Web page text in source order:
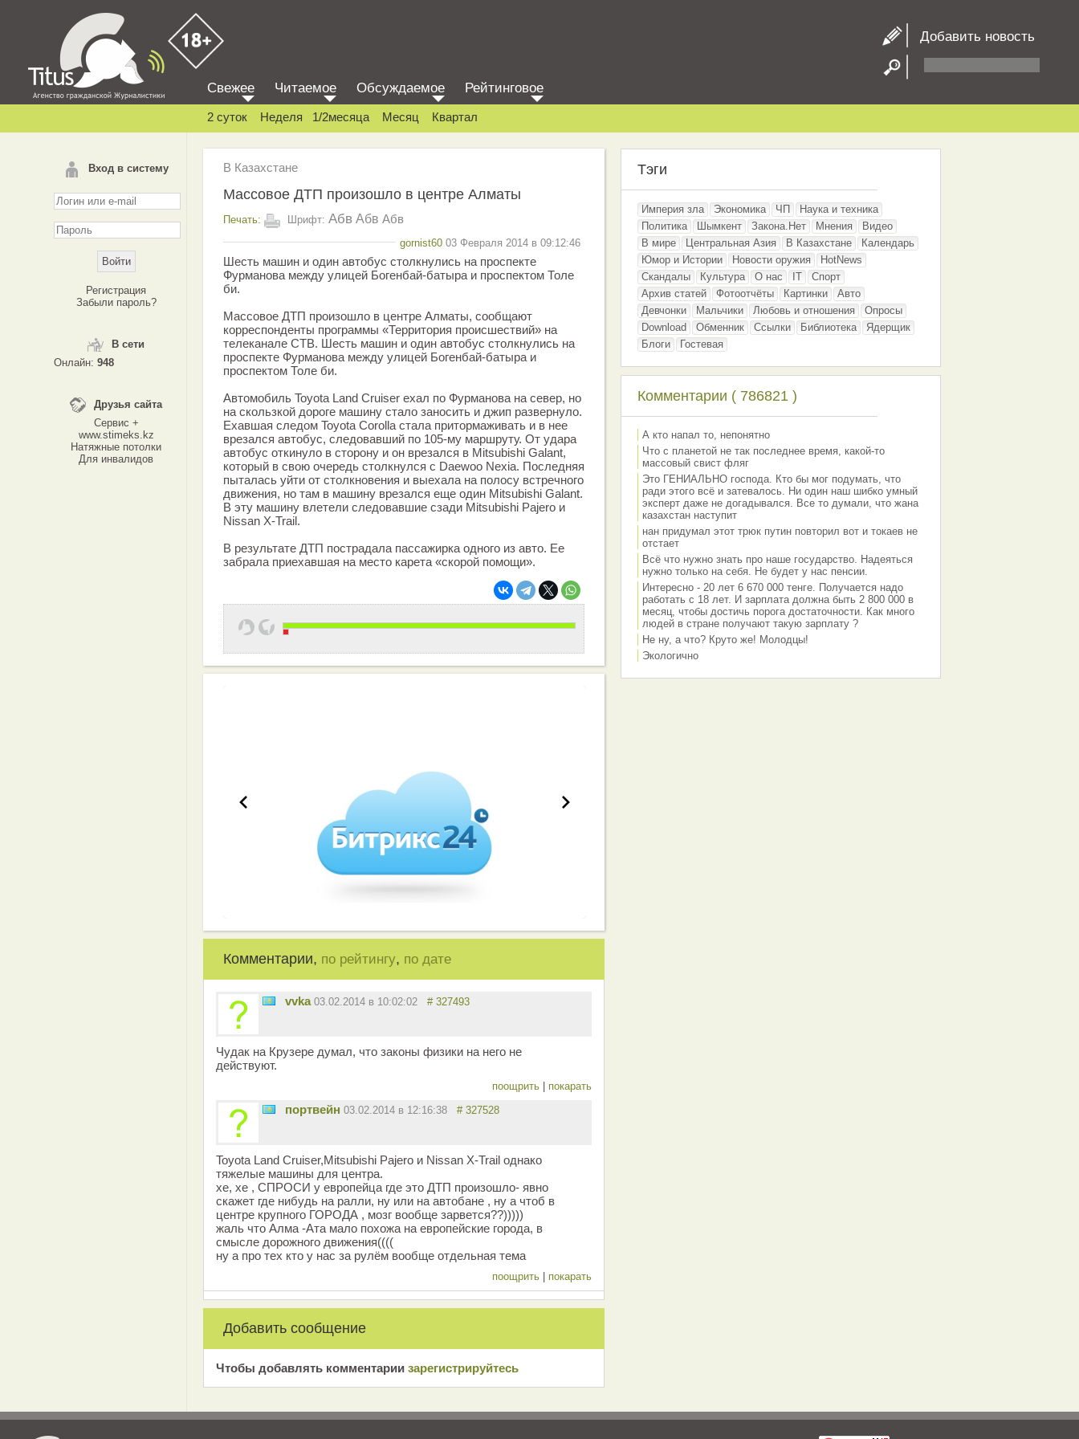
Добавить новость
Вход в систему
Регистрация
Забыли пароль?
В сети
Онлайн: 948
Друзья сайта
Сервис +
www.stimeks.kz
Натяжные потолки
Для инвалидов
Свежее Читаемое Обсуждаемое Рейтинговое
2 суток Неделя 1/2месяца Месяц Квартал
В Казахстане
Массовое ДТП произошло в центре Алматы
Печать: Шрифт: Абв Абв Абв
gornist60 03 Февраля 2014 в 09:12:46
Шесть машин и один автобус столкнулись на проспекте
Фурманова между улицей Богенбай-батыра и проспектом Толе
би.
Массовое ДТП произошло в центре Алматы, сообщают
корреспонденты программы «Территория происшествий» на
телеканале СТВ. Шесть машин и один автобус столкнулись на
проспекте Фурманова между улицей Богенбай-батыра и
проспектом Толе би.
Автомобиль Toyota Land Cruiser ехал по Фурманова на север, но
на скользкой дороге машину стало заносить и джип развернуло.
Ехавшая следом Toyota Corolla стала притормаживать и в нее
врезался автобус, следовавший по 105-му маршруту. От удара
автобус откинуло в сторону и он врезался в Mitsubishi Galant,
который в свою очередь столкнулся с Daewoo Nexia. Последняя
пыталась уйти от столкновения и выехала на полосу встречного
движения, но там в машину врезался еще один Mitsubishi Galant.
В эту машину влетели следовавшие сзади Mitsubishi Pajero и
Nissan X-Trail.
В результате ДТП пострадала пассажирка одного из авто. Ее
забрала приехавшая на место карета «скорой помощи».
Комментарии, по рейтингу, по дате
vvka 03.02.2014 в 10:02:02 # 327493
Чудак на Крузере думал, что законы физики на него не
действуют.
поощрить покарать
портвейн 03.02.2014 в 12:16:38 # 327528
Toyota Land Cruiser,Mitsubishi Pajero и Nissan X-Trail однако
тяжелые машины для центра.
хе, хе , СПРОСИ у европейца где это ДТП произошло- явно
скажет где нибудь на ралли, ну или на автобане , ну а чтоб в
центре крупного ГОРОДА , мозг вообще зарвется??)))))
жаль что Алма -Ата мало похожа на европейские города, в
смысле дорожного движения((((
ну а про тех кто у нас за рулём вообще отдельная тема
поощрить покарать
Добавить сообщение
Чтобы добавлять комментарии зарeгиcтрирyйтeсь
Тэги
Империя зла Экономика ЧП
Наука и техника
Политика
Шымкент Закона.Нет Мнения
Видео
В мире
Центральная Азия В Казахстане
Календарь
Юмор и Истории
Новости оружия
HotNews
Скандалы
Культура О нас IT
Спорт
Архив статей
Фотоотчёты Картинки
Авто
Девчонки
Мальчики Любовь и отношения
Опросы
Download
Обменник Ссылки Библиотека
Ядерщик
Блоги
Гостевая
Комментарии ( 786821 )
А кто напал то, непонятно
Что с планетой не так последнее время, какой-то
массовый свист фляг
Это ГЕНИАЛЬНО господа. Кто бы мог подумать, что
ради этого всё и затевалось. Ни один наш шибко умный
эксперт даже не догадывался. Все то думали, что жана
казахстан наступит
нан придумал этот трюк путин повторил вот и токаев не
отстает
Всё что нужно знать про наше государство. Надеяться
нужно только на себя. Не будет у нас пенсии.
Интересно - 20 лет 6 670 000 тенге. Получается надо
работать с 18 лет. И зарплата должна быть 2 800 000 в
месяц, чтобы достичь порога достаточности. Как много
людей в стране получают такую зарплату ?
Не ну, а что? Круто же! Молодцы!
Экологично